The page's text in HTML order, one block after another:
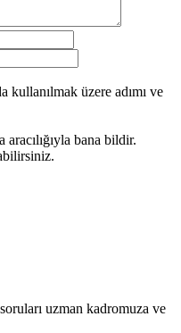
kullanılmak üzere adımı ve
bana bildir.
uzman kadromuza ve